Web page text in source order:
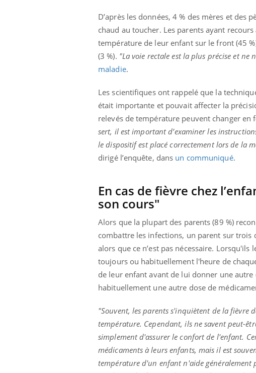
D’après les données, 4 % des mères et
chaud au toucher. Les parents ayant
température de leur enfant sur le front (45
(3 %). "La voie rectale est la plus précise et ne
maladie.
Les scientifiques ont rappelé que la
était importante et pouvait affecter la
relevés de température peuvent changer
sert, il est important d’examiner les
le dispositif est placé correctement lors de la
dirigé l’enquête, dans un communiqué.
En cas de fièvre chez
son cours"
Alors que la plupart des parents (89 %)
combattre les infections, un parent sur
alors que ce n’est pas nécessaire.
toujours ou habituellement l'heure de
de leur enfant avant de lui donner une
habituellement une autre dose de
"Souvent, les parents s'inquiètent de la fièvre
température. Cependant, ils ne savent peut-
simplement d'assurer le confort de l'enfant.
médicaments à leurs enfants, mais il est
température d'un enfant n'aide généralement